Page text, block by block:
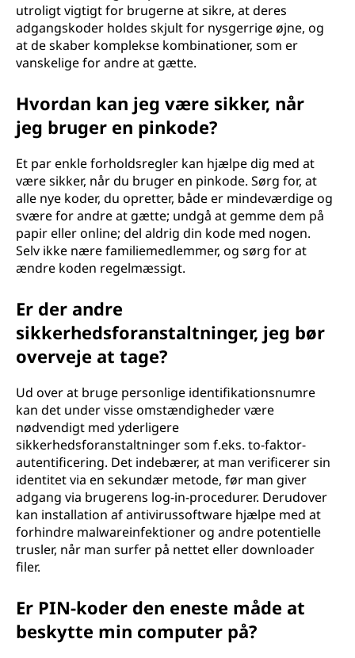
utroligt vigtigt for brugerne at sikre, at deres
adgangskoder holdes skjult for nysgerrige øjne, og
at de skaber komplekse kombinationer, som er
vanskelige for andre at gætte.
Hvordan kan jeg være sikker, når
jeg bruger en pinkode?
Et par enkle forholdsregler kan hjælpe dig med at
være sikker, når du bruger en pinkode. Sørg for, at
alle nye koder, du opretter, både er mindeværdige og
svære for andre at gætte; undgå at gemme dem på
papir eller online; del aldrig din kode med nogen.
Selv ikke nære familiemedlemmer, og sørg for at
ændre koden regelmæssigt.
Er der andre
sikkerhedsforanstaltninger, jeg bør
overveje at tage?
Ud over at bruge personlige identifikationsnumre
kan det under visse omstændigheder være
nødvendigt med yderligere
sikkerhedsforanstaltninger som f.eks. to-faktor-
autentificering. Det indebærer, at man verificerer sin
identitet via en sekundær metode, før man giver
adgang via brugerens log-in-procedurer. Derudover
kan installation af antivirussoftware hjælpe med at
forhindre malwareinfektioner og andre potentielle
trusler, når man surfer på nettet eller downloader
filer.
Er PIN-koder den eneste måde at
beskytte min computer på?